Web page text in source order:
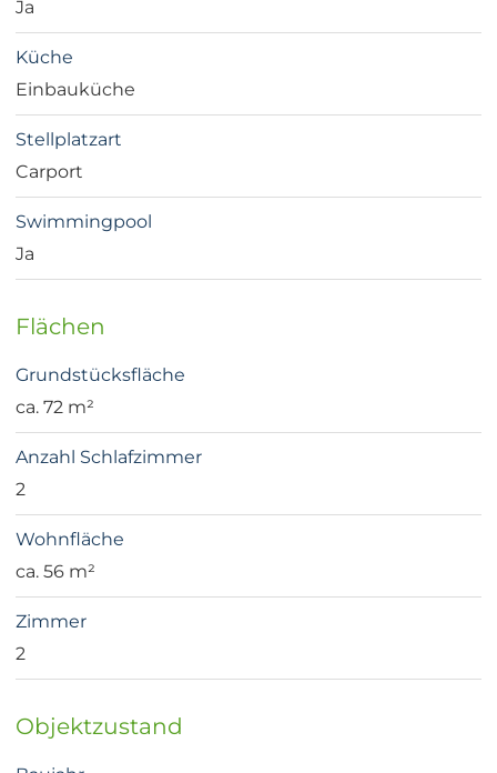
Ja
Küche
Einbauküche
Stellplatzart
Carport
Swimmingpool
Ja
Flächen
Grundstücksfläche
ca. 72 m²
Anzahl Schlafzimmer
2
Wohnfläche
ca. 56 m²
Zimmer
2
Objektzustand